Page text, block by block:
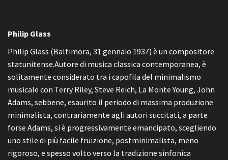
Philip Glass
Philip Glass (Baltimora, 31 gennaio 1937) è un compositore
statunitense.Autore di musica classica contemporanea, è
solitamente considerato tra i capofila del minimalismo
musicale con Terry Riley, Steve Reich, La Monte Young, John
Adams, sebbene, esaurito il periodo di massima produzione
minimalista, contrariamente agli autori succitati, a parte
forse Adams, si è progressivamente emancipato, scegliendo
uno stile di più facile fruizione, postminimalista, meno
rigoroso, e spesso volto verso la tradizione sinfonica